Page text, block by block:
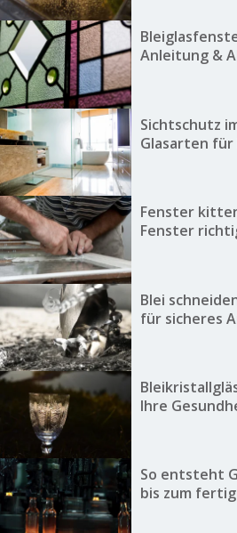
Anleitung &
Sichtschutz
Glasarten
Fenster
Fenster
Blei
für sicheres
Ihre
So entsteht
bis zum